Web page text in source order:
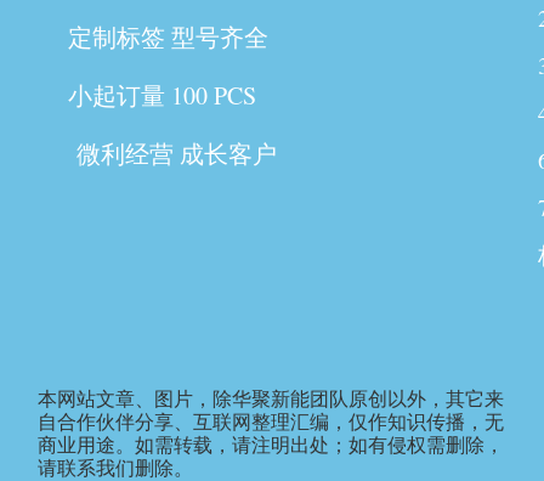
定制标签 型号齐全
小起订量 100 PCS
微利经营 成长客户
本网站文章、图片，除华聚新能团队原创以外，其它来
自合作伙伴分享、互联网整理汇编，仅作知识传播，无
商业用途。如需转载，请注明出处；如有侵权需删除，
请联系我们删除。